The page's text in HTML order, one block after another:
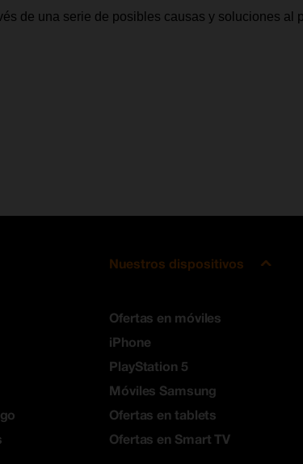
de una serie de posibles causas y soluciones al
Nuestros dispositivos
Ofertas en móviles
iPhone
PlayStation 5
Móviles Samsung
Ofertas en tablets
Ofertas en Smart TV